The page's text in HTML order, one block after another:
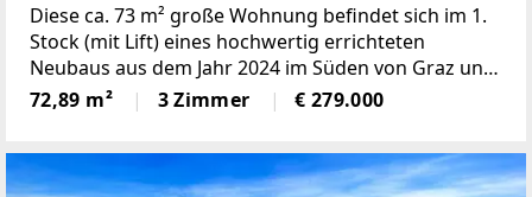
Diese ca. 73 m² große Wohnung befindet sich im 1.
Stock (mit Lift) eines hochwertig errichteten
Neubaus aus dem Jahr 2024 im Süden von Graz und
überzeugt durch moderne Ausstattung und eine
besonders durchdachte
72,89 m² 3 Zimmer € 279.000